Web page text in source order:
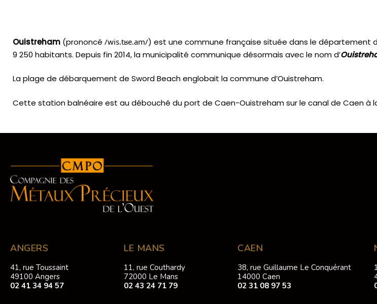
Ouistreham (prononcé /wis.tʁe.am/) est une commune française située dans le département
9 250 habitants. Depuis fin 2014, la municipalité communique désormais avec le nom d’
La plage de débarquement de Sword Beachenglobait la commune d’Ouistreham.
Cette station balnéaire est au débouché du port de Caen-Ouistreham sur le canal de Caen à
ANGERS
41, rue Toussaint
49100 Angers
02 41 34 94 57
LE MANS
11, rue Couthardy
72000 Le Mans
02 43 24 71 79
CAEN
38, rue Guillaume Le Conquérant
14000 Caen
02 31 08 97 53